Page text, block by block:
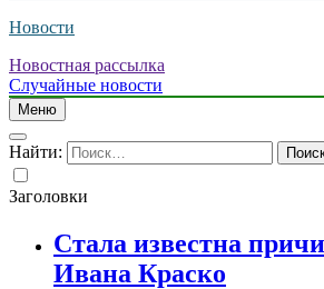
Новости
Новостная рассылка
Случайные новости
Меню
Найти:
Заголовки
Стала известна
Ивана Краско